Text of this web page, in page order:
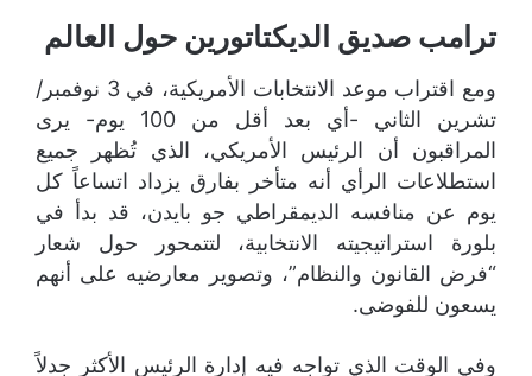
ترامب صديق الديكتاتورين حول العالم
ومع اقتراب موعد الانتخابات الأمريكية، في 3 نوفمبر/
تشرين الثاني -أي بعد أقل من 100 يوم- يرى
المراقبون أن الرئيس الأمريكي، الذي تُظهر جميع
استطلاعات الرأي أنه متأخر بفارق يزداد اتساعاً كل
يوم عن منافسه الديمقراطي جو بايدن، قد بدأ في
بلورة استراتيجيته الانتخابية، لتتمحور حول شعار
“فرض القانون والنظام”، وتصوير معارضيه على أنهم
يسعون للفوضى.
وفي الوقت الذي تواجه فيه إدارة الرئيس الأكثر جدلاً